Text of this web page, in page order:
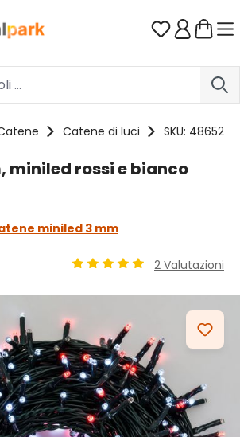
principale Hai 0
Catene di luci SKU: 48652
miniled rossi e bianco
miniled 3 mm
2 Valutazioni